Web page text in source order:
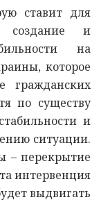
ставит для
и
на
которое
гражданских
по существу
и
ситуации.
– перекрытие
интервенция
выдвигать